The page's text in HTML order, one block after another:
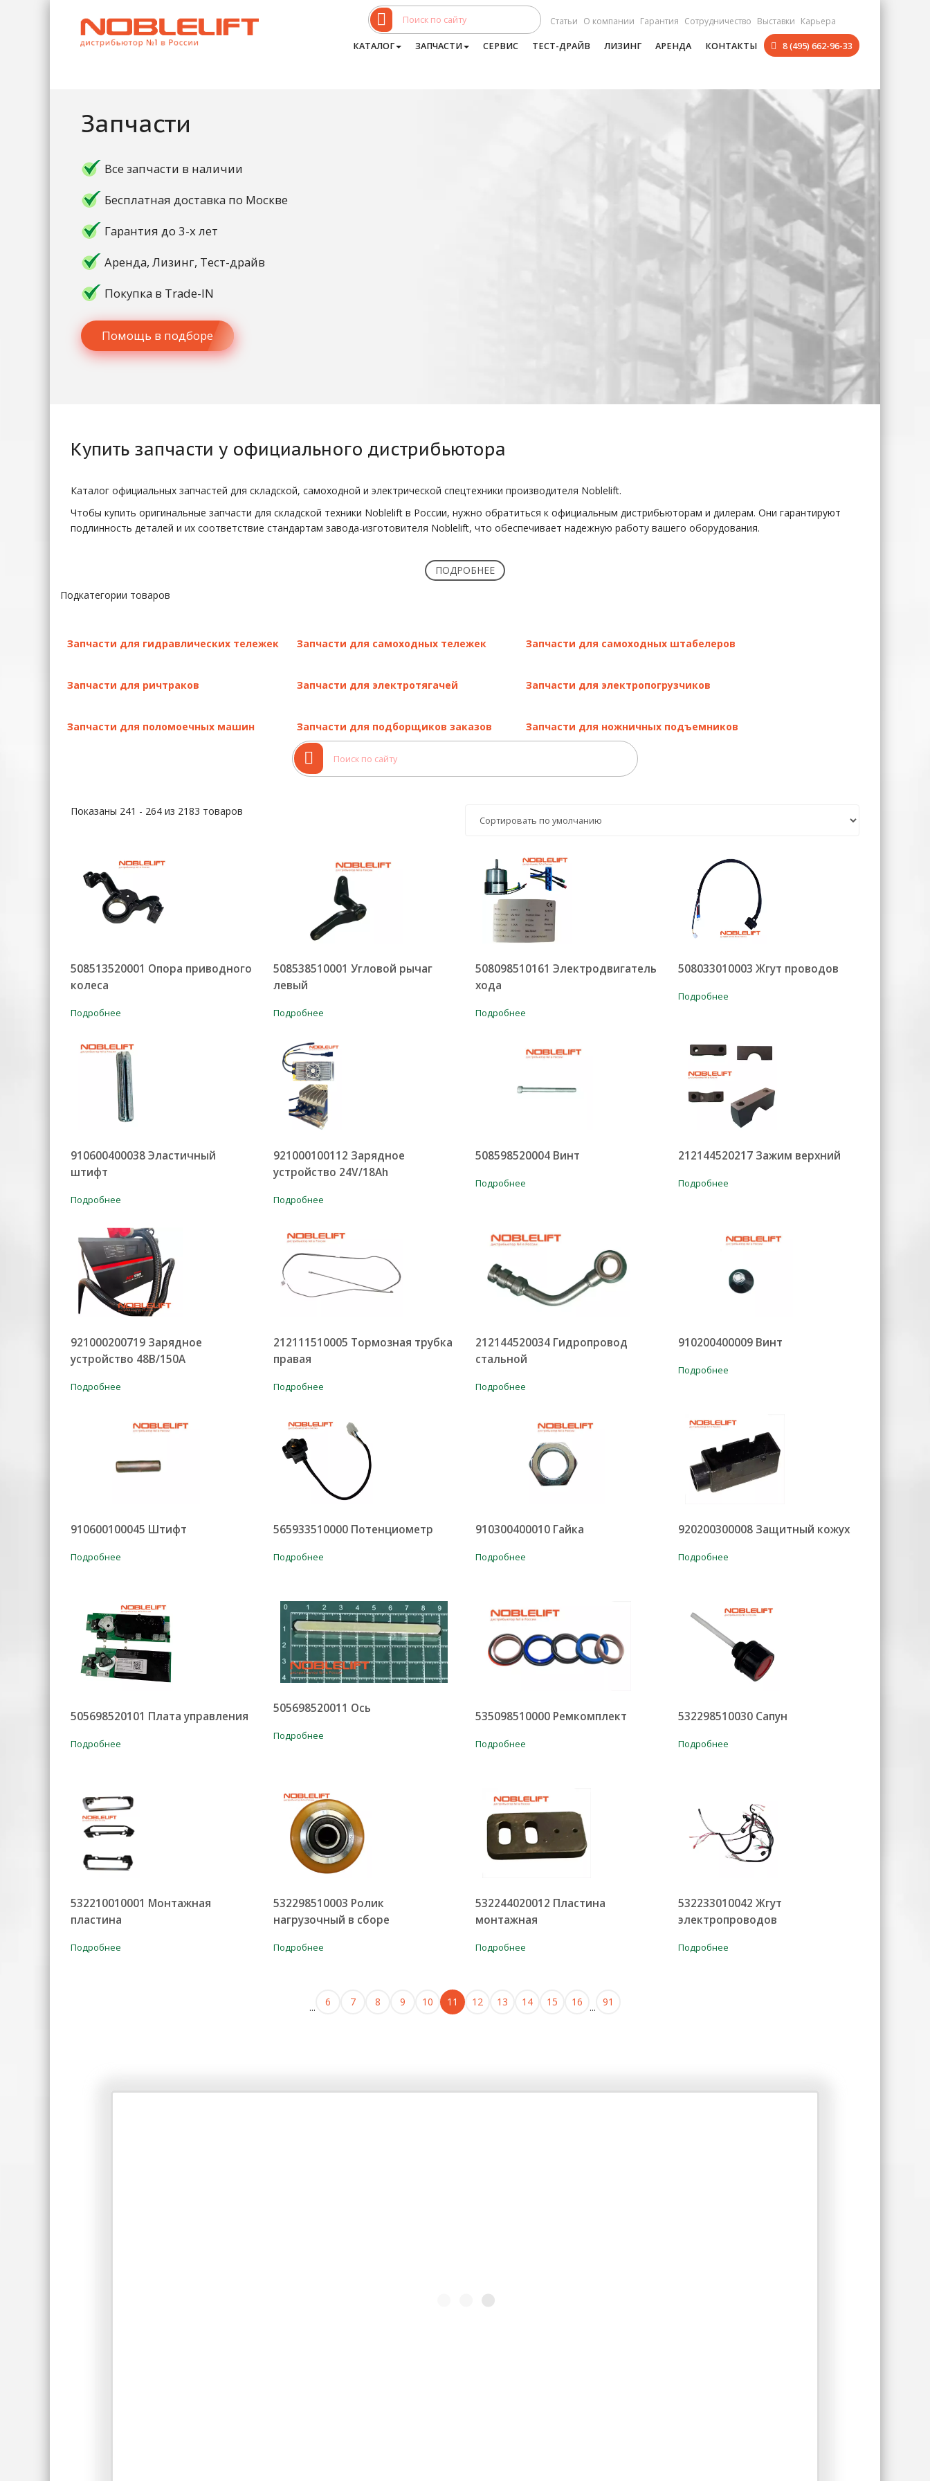
Статьи О компании Гарантия Сотрудничество Выставки Карьера
КАТАЛОГ ЗАПЧАСТИ СЕРВИС ТЕСТ-ДРАЙВ ЛИЗИНГ АРЕНДА КОНТАКТЫ 8 (495) 662-96-33
Запчасти
Все запчасти в наличии
Бесплатная доставка по Москве
Гарантия до 3-х лет
Аренда, Лизинг, Тест-драйв
Покупка в Trade-IN
Помощь в подборе
Купить запчасти у официального дистрибьютора
Каталог официальных запчастей для складской, самоходной и электрической спецтехники производителя Noblelift.
Чтобы купить оригинальные запчасти для складской техники Noblelift в России, нужно обратиться к официальным дистрибьюторам и дилерам. Они гарантируют
подлинность деталей и их соответствие стандартам завода-изготовителя Noblelift, что обеспечивает надежную работу вашего оборудования.
Почему стоит покупать оригинальные запчасти Noblelift
Использование оригинальных комплектующих дает ряд важных преимуществ:
Экономия: предотвращают преждевременный износ узлов, агрегатов и продлевают срок службы техники.
Если у вас возникнут вопросы по подбору деталей, наши специалисты предоставят бесплатную консультацию
. Они также могут помочь с подбором по
ПОДРОБНЕЕ
Подкатегории товаров
Запчасти для гидравлических тележек Запчасти для самоходных тележек Запчасти для самоходных штабелеров
Запчасти для ричтраков Запчасти для электротягачей Запчасти для электропогрузчиков
Запчасти для поломоечных машин Запчасти для подборщиков заказов Запчасти для ножничных подъемников
Показаны 241 - 264 из 2183 товаров
508513520001 Опора приводного
колеса
Подробнее
508538510001 Угловой рычаг
левый
Подробнее
508098510161 Электродвигатель
хода
Подробнее
508033010003 Жгут проводов
Подробнее
910600400038 Эластичный
штифт
Подробнее
921000100112 Зарядное
устройство 24V/18Ah
Подробнее
508598520004 Винт
Подробнее
212144520217 Зажим верхний
Подробнее
921000200719 Зарядное
устройство 48В/150А
Подробнее
212111510005 Тормозная трубка
правая
Подробнее
212144520034 Гидропровод
стальной
Подробнее
910200400009 Винт
Подробнее
910600100045 Штифт
Подробнее
565933510000 Потенциометр
Подробнее
910300400010 Гайка
Подробнее
920200300008 Защитный кожух
Подробнее
505698520101 Плата управления
Подробнее
505698520011 Ось
Подробнее
535098510000 Ремкомплект
Подробнее
532298510030 Сапун
Подробнее
532210010001 Монтажная
пластина
Подробнее
532298510003 Ролик
нагрузочный в сборе
Подробнее
532244020012 Пластина
монтажная
Подробнее
532233010042 Жгут
электропроводов
Подробнее
... 6 7 8 9 10 11 12 13 14 15 16 ... 91